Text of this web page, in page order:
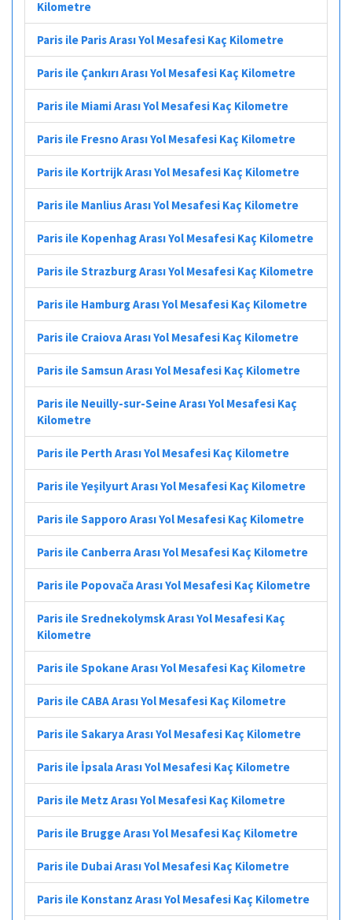
Kilometre
Paris ile Paris Arası Yol Mesafesi Kaç Kilometre
Paris ile Çankırı Arası Yol Mesafesi Kaç Kilometre
Paris ile Miami Arası Yol Mesafesi Kaç Kilometre
Paris ile Fresno Arası Yol Mesafesi Kaç Kilometre
Paris ile Kortrijk Arası Yol Mesafesi Kaç Kilometre
Paris ile Manlius Arası Yol Mesafesi Kaç Kilometre
Paris ile Kopenhag Arası Yol Mesafesi Kaç Kilometre
Paris ile Strazburg Arası Yol Mesafesi Kaç Kilometre
Paris ile Hamburg Arası Yol Mesafesi Kaç Kilometre
Paris ile Craiova Arası Yol Mesafesi Kaç Kilometre
Paris ile Samsun Arası Yol Mesafesi Kaç Kilometre
Paris ile Neuilly-sur-Seine Arası Yol Mesafesi Kaç
Kilometre
Paris ile Perth Arası Yol Mesafesi Kaç Kilometre
Paris ile Yeşilyurt Arası Yol Mesafesi Kaç Kilometre
Paris ile Sapporo Arası Yol Mesafesi Kaç Kilometre
Paris ile Canberra Arası Yol Mesafesi Kaç Kilometre
Paris ile Popovača Arası Yol Mesafesi Kaç Kilometre
Paris ile Srednekolymsk Arası Yol Mesafesi Kaç
Kilometre
Paris ile Spokane Arası Yol Mesafesi Kaç Kilometre
Paris ile CABA Arası Yol Mesafesi Kaç Kilometre
Paris ile Sakarya Arası Yol Mesafesi Kaç Kilometre
Paris ile İpsala Arası Yol Mesafesi Kaç Kilometre
Paris ile Metz Arası Yol Mesafesi Kaç Kilometre
Paris ile Brugge Arası Yol Mesafesi Kaç Kilometre
Paris ile Dubai Arası Yol Mesafesi Kaç Kilometre
Paris ile Konstanz Arası Yol Mesafesi Kaç Kilometre